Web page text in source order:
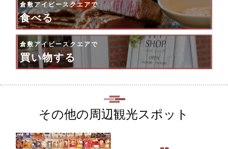
倉敷アイビースクエアで
食べる
倉敷アイビースクエアで
買い物する
その他の周辺観光スポット